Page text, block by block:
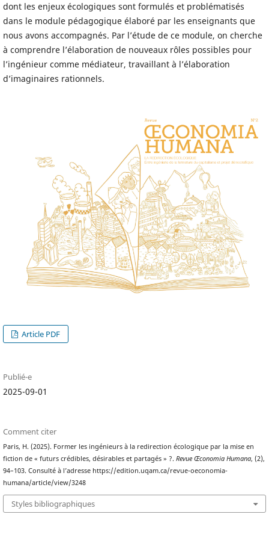
dont les enjeux écologiques sont formulés et problématisés
dans le module pédagogique élaboré par les enseignants que
nous avons accompagnés. Par l’étude de ce module, on cherche
à comprendre l’élaboration de nouveaux rôles possibles pour
l’ingénieur comme médiateur, travaillant à l’élaboration
d’imaginaires rationnels.
Article PDF
Publié-e
2025-09-01
Comment citer
Paris, H. (2025). Former les ingénieurs à la redirection écologique par la mise en
fiction de « futurs crédibles, désirables et partagés » ?. Revue Œconomia Humana, (2),
94–103. Consulté à l’adresse https://edition.uqam.ca/revue-oeconomia-
humana/article/view/3248
Styles bibliographiques